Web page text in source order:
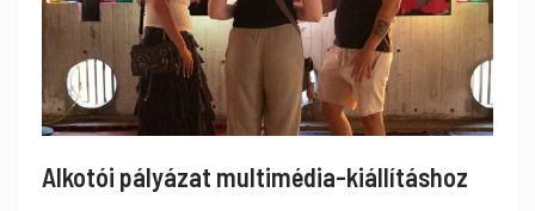
Alkotói pályázat multimédia-kiállításhoz